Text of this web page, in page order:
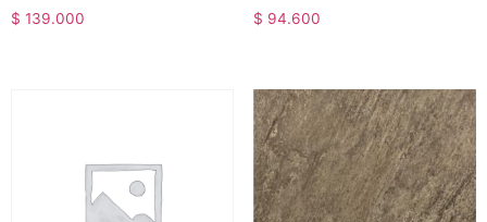
$ 139.000 $ 94.600